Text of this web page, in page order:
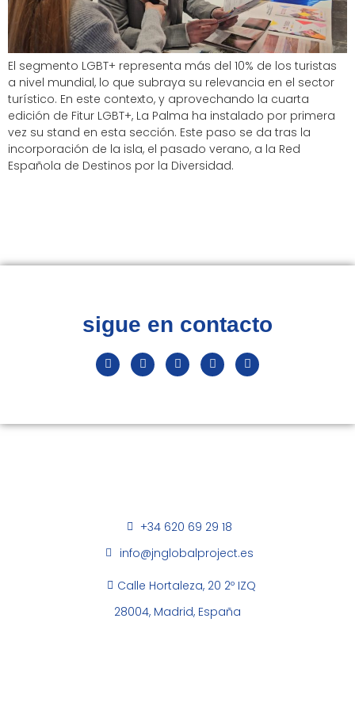
El segmento LGBT+ representa más del 10% de los turistas
a nivel mundial, lo que subraya su relevancia en el sector
turístico. En este contexto, y aprovechando la cuarta
edición de Fitur LGBT+, La Palma ha instalado por primera
vez su stand en esta sección. Este paso se da tras la
incorporación de la isla, el pasado verano, a la Red
Española de Destinos por la Diversidad.
sigue en contacto
+34 620 69 29 18
info@jnglobalproject.es
Calle Hortaleza, 20 2º IZQ
28004, Madrid, España